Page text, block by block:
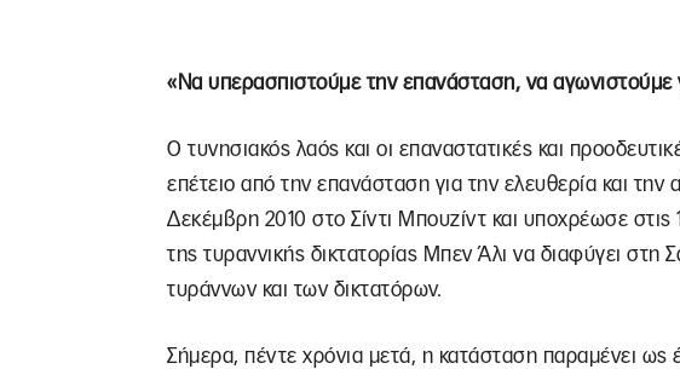
«Να υπερασπιστούμε την επανάσταση, να αγωνιστούμε
Ο τυνησιακός λαός και οι επαναστατικές και
επέτειο από την επανάσταση για την ελευθερία και την
Δεκέμβρη 2010 στο Σίντι Μπουζίντ και υποχρέωσε στις
της τυραννικής δικτατορίας Μπεν Άλι να διαφύγει στη
τυράννων και των δικτατόρων.
Σήμερα, πέντε χρόνια μετά, η κατάσταση παραμένει ως